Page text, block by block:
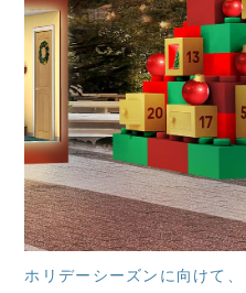
ホリデーシーズンに向けて